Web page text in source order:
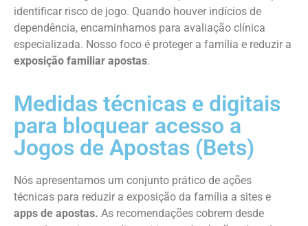
identificar risco de jogo. Quando houver indícios de
dependência, encaminhamos para avaliação clínica
especializada. Nosso foco é proteger a família e reduzir a
exposição familiar apostas.
Medidas técnicas e digitais
para bloquear acesso a
Jogos de Apostas (Bets)
Nós apresentamos um conjunto prático de ações
técnicas para reduzir a exposição da família a sites e
apps de apostas. As recomendações cobrem desde